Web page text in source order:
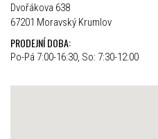
Dvořákova 638
67201 Moravský Krumlov
PRODEJNÍ DOBA:
Po-Pá 7:00-16:30, So: 7:30-12:00